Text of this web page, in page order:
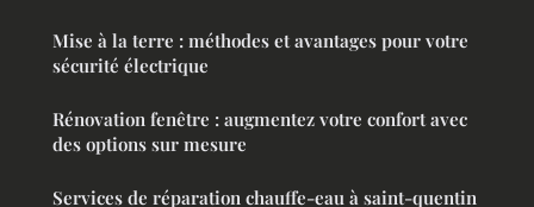
Mise à la terre : méthodes et avantages pour votre
sécurité électrique
Rénovation fenêtre : augmentez votre confort avec
des options sur mesure
Services de réparation chauffe-eau à saint-quentin